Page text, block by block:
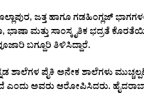
ಜತ್ತ ಹಾಗೂ ಗಡಹಿಂಗ್ಲಜ್
ಭಾಷಾ ಮತ್ತು ಸಾಂಸ್ಕೃತಿಕ ಭದ್ರತೆ
ಬಗ್ದೂರಿ ತಿಳಿಸಿದ್ದಾರೆ.
ಪೈಕಿ ಅನೇಕ ಶಾಲೆಗಳು
ಎಂದು ಅವರು ಆರೋಪಿಸಿದರು.